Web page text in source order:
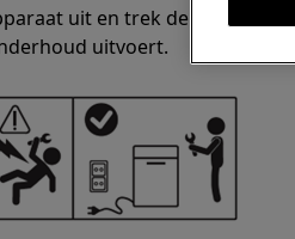
uit en trek de stekker
uitvoert.